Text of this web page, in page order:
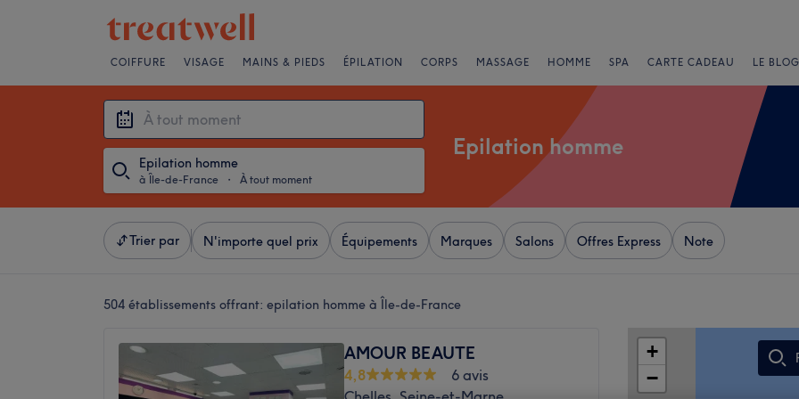
COIFFURE VISAGE MAINS & PIEDS ÉPILATION CORPS MASSAGE HOMME SPA CARTE CADEAU LE
Epilation homme
à Île-de-France ・ À tout moment
Epilation homme
Trier par N'importe quel prix Équipements Marques Salons Offres Express Note
504 établissements offrant: epilation homme à Île-de-France
AMOUR BEAUTE
4,8
6 avis
+
−